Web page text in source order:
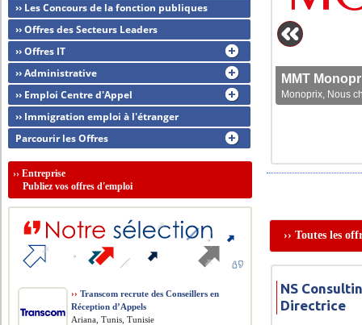
MMT
Monoprix, Nous
›› Toutes les
NS
Directrice
›› Les Concours de la fonction publiques
›› Offres des Secteurs Leaders
›› Offres IT
›› Administrative
›› Emploi Centre d'Appel
›› Immigration emploi à l'étranger
Parcourir les Offres
››Entreprise
Publiez vos offres d'emploi
›› Transcom recrute des Conseillers en
Réception d’Appels
Ariana, Tunis, Tunisie